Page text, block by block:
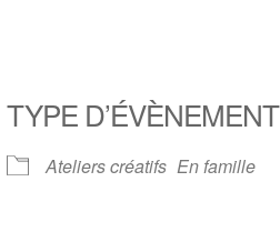
TYPE D’ÉVÈNEMENT
Ateliers créatifs En famille